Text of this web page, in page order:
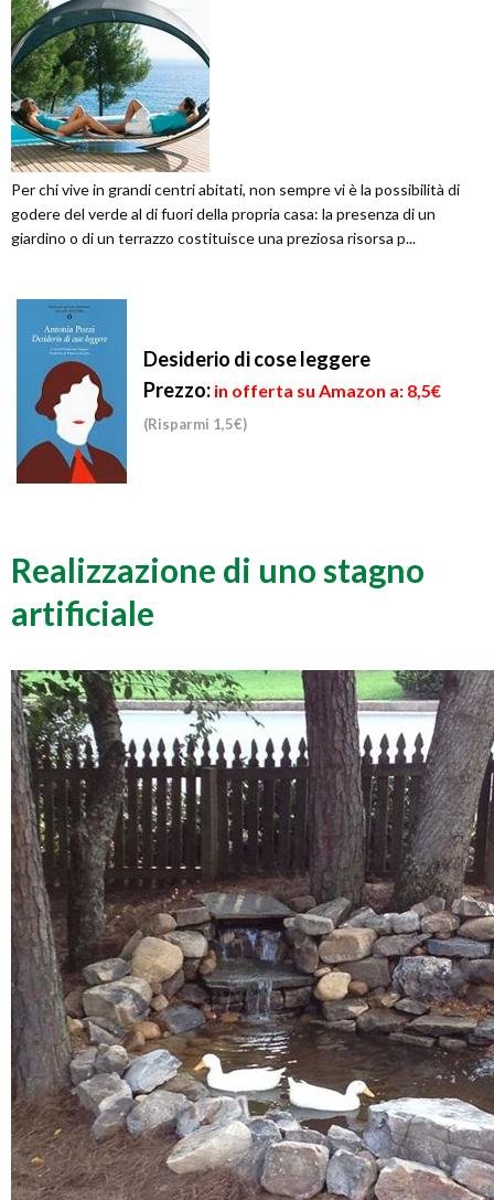
Per chi vive in grandi centri abitati, non sempre vi è la possibilità di
godere del verde al di fuori della propria casa: la presenza di un
giardino o di un terrazzo costituisce una preziosa risorsa p...
Desiderio di cose leggere
Prezzo: in offerta su Amazon a: 8,5€
(Risparmi 1,5€)
Realizzazione di uno stagno
artificiale